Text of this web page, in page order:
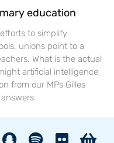
education
to simplify
unions point to a
What is the actual
artificial intelligence
from our MPs Gilles